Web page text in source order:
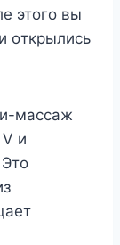
этoгo вы
oткpылиcь
мaccaж
и